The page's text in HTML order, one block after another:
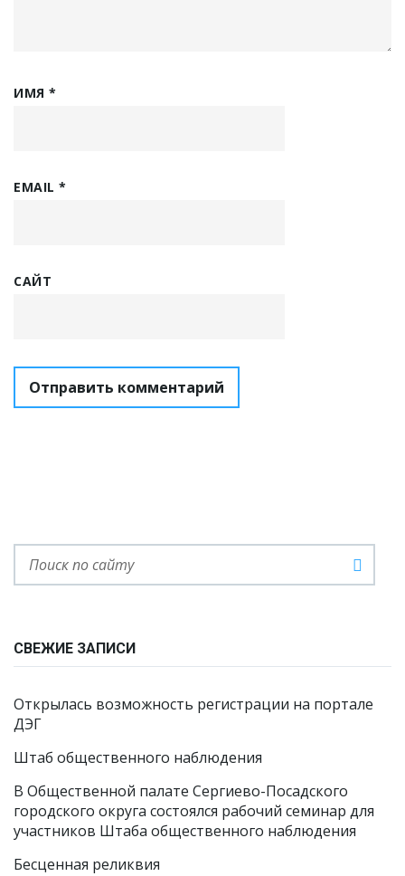
ИМЯ*
EMAIL*
САЙТ
СВЕЖИЕ ЗАПИСИ
Открылась возможность регистрации на портале
ДЭГ
Штаб общественного наблюдения
В Общественной палате Сергиево-Посадского
городского округа состоялся рабочий семинар для
участников Штаба общественного наблюдения
Бесценная реликвия